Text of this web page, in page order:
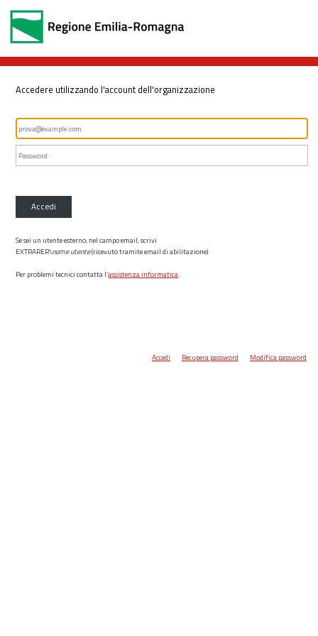
Accedere utilizzando l'account dell'organizzazione
Accedi
Se sei un utente esterno, nel campo email, scrivi
EXTRARER\nome utente(ricevuto tramite email di abilitazione)
Per problemi tecnici contatta l’assistenza informatica.
Accedi Recupera password Modifica password